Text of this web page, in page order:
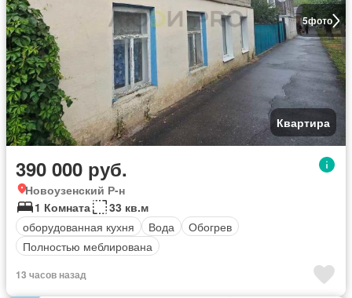
5фото
Квартира
390 000 руб.
Новоузенский Р-н
1 Комната
33 кв.м
оборудованная кухня
Вода
Обогрев
Полностью меблирована
13 часов назад